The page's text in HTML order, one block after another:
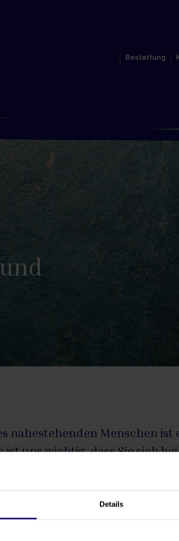
Details
Bestattung
nahestehenden Menschen ist
ist uns wichtig, dass Sie sich
fühlen, wenn Sie mit einem
Ihnen gerne, in dieser
für den letzten
Crematorium ist rund